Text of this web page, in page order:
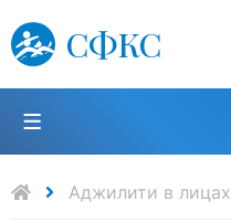
СФКС
Поиск:
Аджилити в лицах